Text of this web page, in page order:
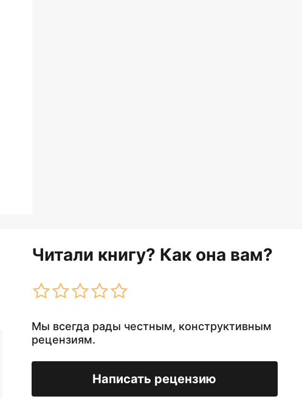
Читали книгу? Как она вам?
Мы всегда рады честным, конструктивным
рецензиям.
Написать рецензию